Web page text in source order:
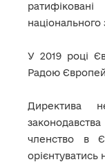
національного
У 2019 році
Радою
Директива
членство в
орієнтуватись